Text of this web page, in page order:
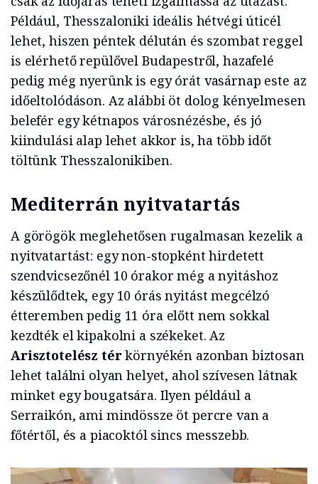
Például, Thesszaloniki ideális hétvégi úticél
lehet, hiszen péntek délután és szombat reggel
is elérhető repülővel Budapestről, hazafelé
pedig még nyerünk is egy órát vasárnap este az
időeltolódáson. Az alábbi öt dolog kényelmesen
belefér egy kétnapos városnézésbe, és jó
kiindulási alap lehet akkor is, ha több időt
töltünk Thesszalonikiben.
Mediterrán nyitvatartás
A görögök meglehetősen rugalmasan kezelik a
nyitvatartást: egy non-stopként hirdetett
szendvicsezőnél 10 órakor még a nyitáshoz
készülődtek, egy 10 órás nyitást megcélzó
étteremben pedig 11 óra előtt nem sokkal
kezdték el kipakolni a székeket. Az
Arisztotelész térkörnyékén azonban biztosan
lehet találni olyan helyet, ahol szívesen látnak
minket egy bougatsára. Ilyen például a
Serraikón, ami mindössze öt percre van a
főtértől, és a piacoktól sincs messzebb.